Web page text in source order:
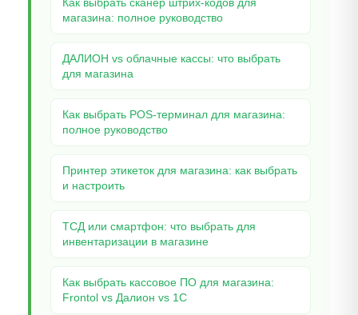
магазина: полное руководство
ДАЛИОН vs облачные кассы: что выбрать
для магазина
Как выбрать POS-терминал для магазина:
полное руководство
Принтер этикеток для магазина: как выбрать
и настроить
ТСД или смартфон: что выбрать для
инвентаризации в магазине
Как выбрать кассовое ПО для магазина:
Frontol vs Далион vs 1С